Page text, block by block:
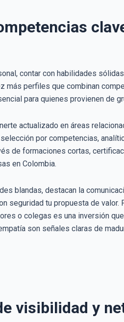
contar con habilidades
más perfiles que combinan
para quienes provienen de
actualizado en áreas
por competencias,
de formaciones cortas,
en Colombia.
blandas, destacan la
seguridad tu propuesta de
o colegas es una inversión
son señales claras de
visibilidad y